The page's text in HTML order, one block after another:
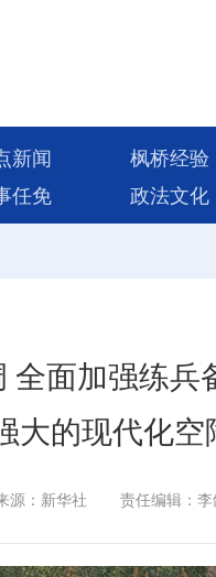
新闻 枫桥经验
任免 政法文化
全面加强练兵
大的现代化空
源：新华社 责任编辑：李